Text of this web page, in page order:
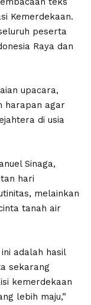
Kemerdekaan.
peserta
Raya dan
upacara,
harapan agar
di usia
Sinaga,
hari
melainkan
tanah air
adalah hasil
sekarang
kemerdekaan
lebih maju,”